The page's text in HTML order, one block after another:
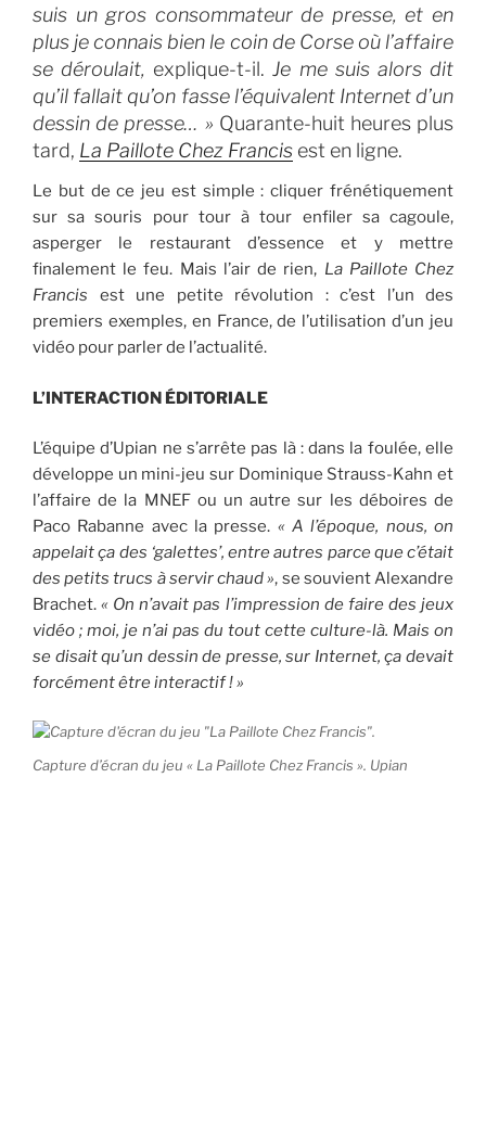
suis un gros consommateur de presse, et en
plus je connais bien le coin de Corse où l’affaire
se déroulait, explique-t-il. Je me suis alors dit
qu’il fallait qu’on fasse l’équivalent Internet d’un
dessin de presse… » Quarante-huit heures plus
tard, La Paillote Chez Francis est en ligne.
Le but de ce jeu est simple : cliquer frénétiquement
sur sa souris pour tour à tour enfiler sa cagoule,
asperger le restaurant d’essence et y mettre
finalement le feu. Mais l’air de rien, La Paillote Chez
Francis est une petite révolution : c’est l’un des
premiers exemples, en France, de l’utilisation d’un jeu
vidéo pour parler de l’actualité.
L’INTERACTION ÉDITORIALE
L’équipe d’Upian ne s’arrête pas là : dans la foulée, elle
développe un mini-jeu sur Dominique Strauss-Kahn et
l’affaire de la MNEF ou un autre sur les déboires de
Paco Rabanne avec la presse. « A l’époque, nous, on
appelait ça des ‘galettes’, entre autres parce que c’était
des petits trucs à servir chaud », se souvient Alexandre
Brachet.« On n’avait pas l’impression de faire des jeux
vidéo ; moi, je n’ai pas du tout cette culture-là. Mais on
se disait qu’un dessin de presse, sur Internet, ça devait
forcément être interactif ! »
Capture d’écran du jeu « La Paillote Chez Francis ». Upian